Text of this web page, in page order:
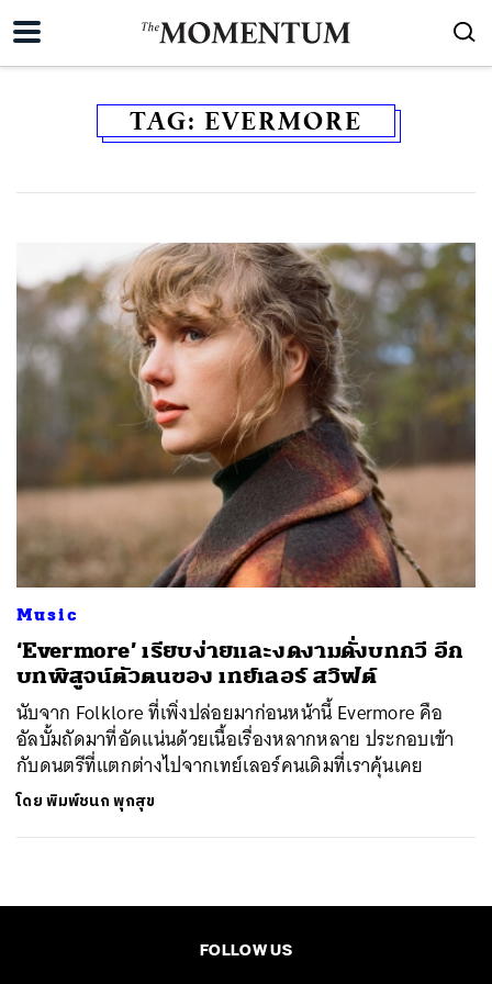
TAG: EVERMORE
Music
‘Evermore’ เรียบง่ายและงดงามดั่งบทกวี อีก
บทพิสูจน์ตัวตนของ เทย์เลอร์ สวิฟต์
นับจาก Folklore ที่เพิ่งปล่อยมาก่อนหน้านี้ Evermore คือ
อัลบั้มถัดมาที่อัดแน่นด้วยเนื้อเรื่องหลากหลาย ประกอบเข้า
กับดนตรีที่แตกต่างไปจากเทย์เลอร์คนเดิมที่เราคุ้นเคย
โดยพิมพ์ชนก พุกสุข
FOLLOW US
SHARE TWEET LINE EMAIL